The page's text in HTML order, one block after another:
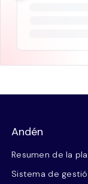
Andén
Resumen de la
Sistema de